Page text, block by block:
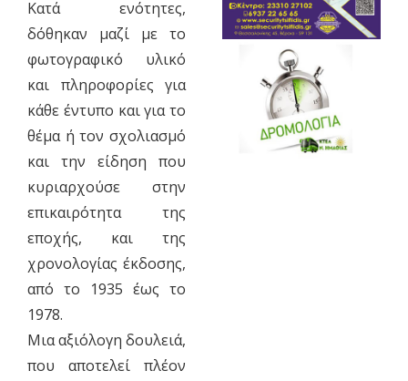
Κατά ενότητες,
δόθηκαν μαζί με το
φωτογραφικό υλικό
και πληροφορίες για
κάθε έντυπο και για το
θέμα ή τον σχολιασμό
και την είδηση που
κυριαρχούσε στην
επικαιρότητα της
εποχής, και της
χρονολογίας έκδοσης,
από το 1935 έως το
1978.
Μια αξιόλογη δουλειά,
που αποτελεί πλέον